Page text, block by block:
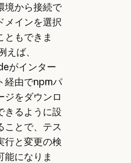
境から接続で
メインを選択
ともできま
えば、
がインター
経由でnpmパ
ジをダウンロ
きるように設
ことで、テス
行と変更の検
能になりま